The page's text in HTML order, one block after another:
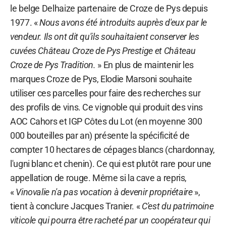
le belge Delhaize partenaire de Croze de Pys depuis
1977. «Nous avons été introduits auprès d'eux par le
vendeur. Ils ont dit qu'ils souhaitaient conserver les
cuvées Château Croze de Pys Prestige et Château
Croze de Pys Tradition. » En plus de maintenir les
marques Croze de Pys, Elodie Marsoni souhaite
utiliser ces parcelles pour faire des recherches sur
des profils de vins. Ce vignoble qui produit des vins
AOC Cahors et IGP Côtes du Lot (en moyenne 300
000 bouteilles par an) présente la spécificité de
compter 10 hectares de cépages blancs (chardonnay,
l'ugni blanc et chenin). Ce qui est plutôt rare pour une
appellation de rouge. Même si la cave a repris,
«Vinovalie n'a pas vocation à devenir propriétaire»,
tient à conclure Jacques Tranier. «C'est du patrimoine
viticole qui pourra être racheté par un coopérateur qui